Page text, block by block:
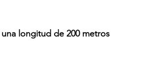
longitud de 200 metros